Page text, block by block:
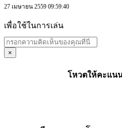
27 เมษายน 2559 09:59:40
เพื่อใช้ในการเล่น
×
โหวตให้คะแน